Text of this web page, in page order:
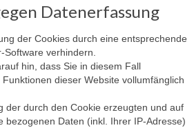
Datenerfassung
der Cookies durch eine entsprechende
verhindern.
hin, dass Sie in diesem Fall
dieser Website vollumfänglich
der durch den Cookie erzeugten und auf
bezogenen Daten (inkl. Ihrer IP-Adresse)